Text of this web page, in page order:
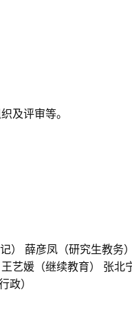
及评审等。
） 薛彦凤（研究生教务
艺媛（继续教育） 张北
政）